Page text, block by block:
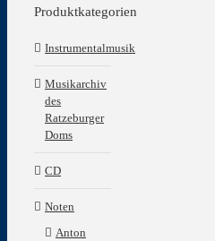
Produktkategorien
Instrumentalmusik
Musikarchiv
des
Ratzeburger
Doms
CD
Noten
Anton